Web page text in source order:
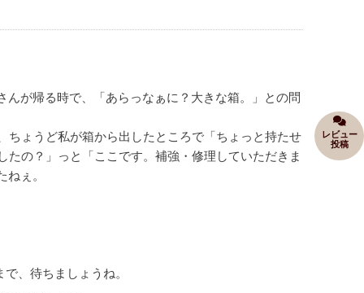
が帰る時で、「あらっなぁに？大きな箱。」との問
ょうど私が箱から出したところで「ちょっと持たせ
の？」っと「ここです。補強・修理していただきま
ぇ。
、待ちましょうね。
レビュー
投稿